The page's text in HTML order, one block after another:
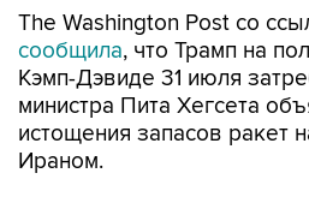
The Washington Post со
сообщила, что Трамп на
Кэмп-Дэвиде 31 июля
министра Пита Хегсета
истощения запасов ракет
Ираном.